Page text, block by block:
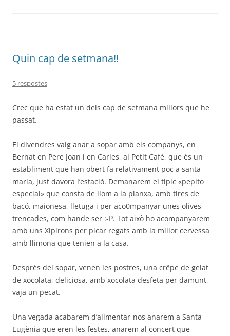
Quin cap de setmana!!
5 respostes
Crec que ha estat un dels cap de setmana millors que he
passat.
El divendres vaig anar a sopar amb els companys, en
Bernat en Pere Joan i en Carles, al Petit Café, que és un
establiment que han obert fa relativament poc a santa
maria, just davora l’estació. Demanarem el tipic «pepito
especial» que consta de llom a la planxa, amb tires de
bacó, maionesa, lletuga i per aco0mpanyar unes olives
trencades, com hande ser :-P. Tot això ho acompanyarem
amb uns Xipirons per picar regats amb la millor cervessa
amb llimona que tenien a la casa.
Després del sopar, venen les postres, una crêpe de gelat
de xocolata, deliciosa, amb xocolata desfeta per damunt,
vaja un pecat.
Una vegada acabarem d’alimentar-nos anarem a Santa
Eugènia que eren les festes, anarem al concert que